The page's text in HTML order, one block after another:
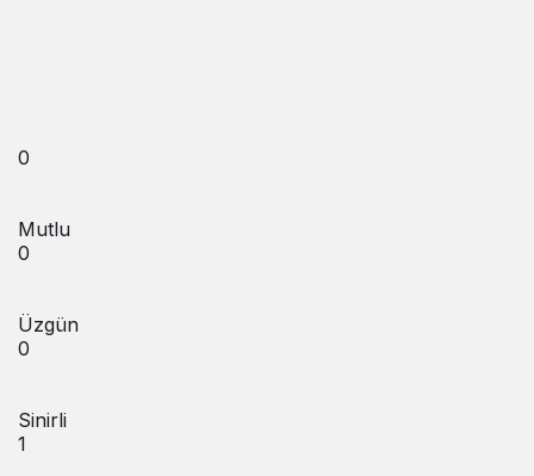
0
Mutlu
0
Üzgün
0
Sinirli
1